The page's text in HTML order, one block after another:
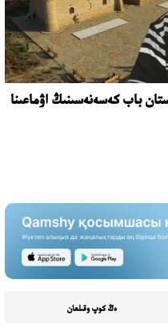
باب كەسەنەسىنىڭ اۋماعىنا
ەڭ كوپ وقىلعان